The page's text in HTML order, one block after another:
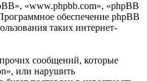
«www.phpbb.com», «phpBB
обеспечение phpBB
таких интернет-
сообщений, которые
или нарушить